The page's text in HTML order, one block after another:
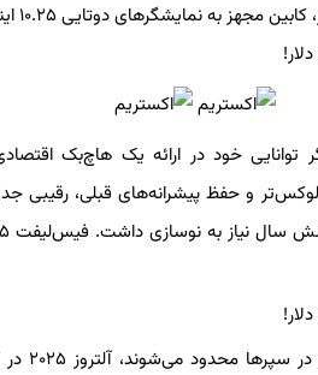
۱۰.۲۵ اینچی و قیمتی بسیار رقابتی معرفی کرده است.
با رونمایی از فیس‌لیفت آلتروز ۲۰۲۵، بار دیگر توانایی